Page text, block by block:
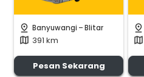
pin_drop Banyuwangi -Blitar
map 391 km
Pesan Sekarang
pin_drop
map